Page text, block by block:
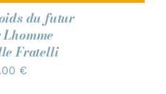
du futur
Fratelli
€